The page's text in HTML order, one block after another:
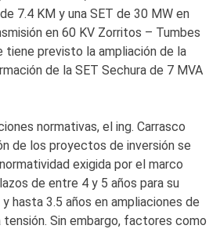
7.4 KM y una SET de 30 MW en
en 60 KV Zorritos – Tumbes
tiene previsto la ampliación de la
de la SET Sechura de 7 MVA
normativas, el ing. Carrasco
de los proyectos de inversión se
exigida por el marco
de entre 4 y 5 años para su
hasta 3.5 años en ampliaciones de
tensión. Sin embargo, factores como